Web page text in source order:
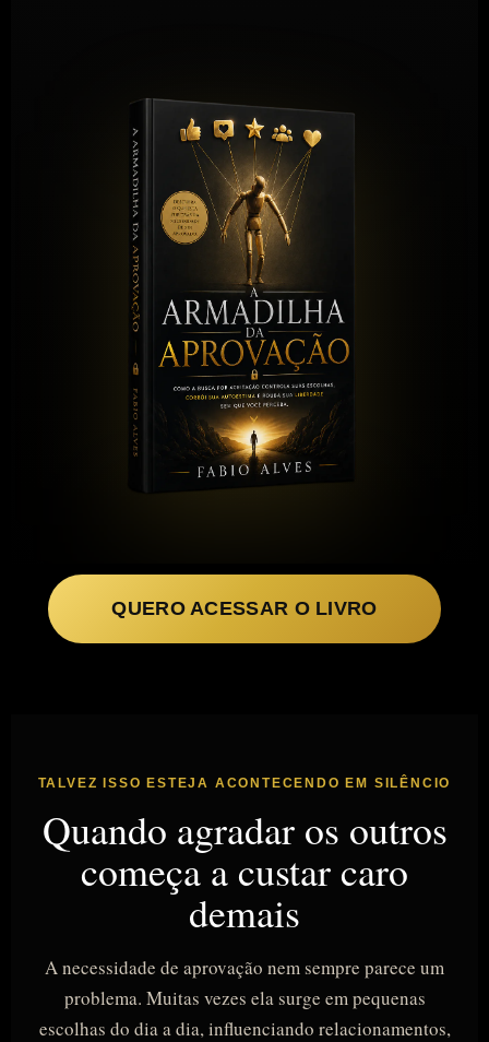
QUERO ACESSAR O LIVRO
TALVEZ ISSO ESTEJA ACONTECENDO EM SILÊNCIO
Quando agradar os outros
começa a custar caro
demais
A necessidade de aprovação nem sempre parece um
problema. Muitas vezes ela surge em pequenas
escolhas do dia a dia, influenciando relacionamentos,